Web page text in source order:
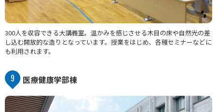
300人を収容できる大講義室。温かみを感じさせる木目の床や自然光の差
し込む開放的な造りとなっています。授業をはじめ、各種セミナーなどに
も利用されます。
9 医療健康学部棟